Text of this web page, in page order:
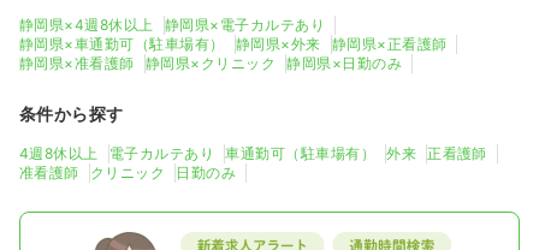
静岡県×4週8休以上
静岡県×電子カルテあり
静岡県×車通勤可（駐車場有）
静岡県×外来
静岡県×正看護師
静岡県×准看護師
静岡県×クリニック 静岡県×日勤のみ
条件から探す
4週8休以上 電子カルテあり 車通勤可（駐車場有） 外来
正看護師
准看護師
クリニック 日勤のみ